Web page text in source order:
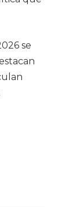
se